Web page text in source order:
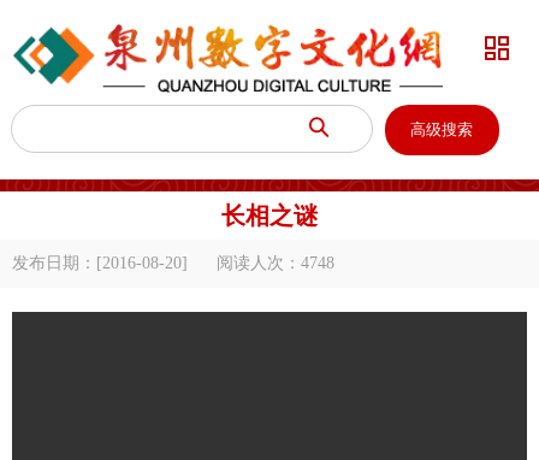
 高级搜索

长相之谜
发布日期：[2016-08-20] 阅读人次： 4748